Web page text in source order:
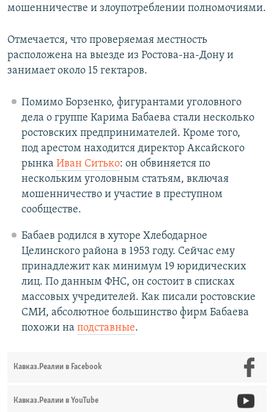
мошенничестве и злоупотреблении полномочиями.
Отмечается, что проверяемая местность
расположена на выезде из Ростова-на-Дону и
занимает около 15 гектаров.
Помимо Борзенко, фигурантами уголовного
дела о группе Карима Бабаева стали несколько
ростовских предпринимателей. Кроме того,
под арестом находится директор Аксайского
рынка Иван Ситько: он обвиняется по
нескольким уголовным статьям, включая
мошенничество и участие в преступном
сообществе.
Бабаев родился в хуторе Хлебодарное
Целинского района в 1953 году. Сейчас ему
принадлежит как минимум 19 юридических
лиц. По данным ФНС, он состоит в списках
массовых учредителей. Как писали ростовские
СМИ, абсолютное большинство фирм Бабаева
похожи на подставные.
Кавказ.Реалии в Facebook
Кавказ.Реалии в YouTube